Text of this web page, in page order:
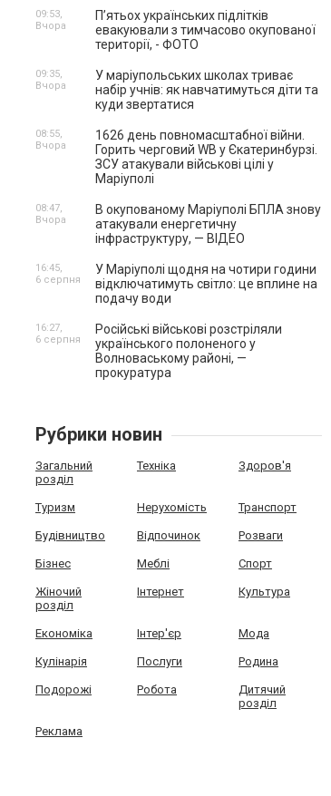
П’ятьох українських підлітків
евакуювали з тимчасово окупованої
території, - ФОТО
09:53,
Вчора
У маріупольських школах триває
набір учнів: як навчатимуться діти та
куди звертатися
09:35,
Вчора
1626 день повномасштабної війни.
Горить черговий WB у Єкатеринбурзі.
ЗСУ атакували військові цілі у
Маріуполі
08:55,
Вчора
В окупованому Маріуполі БПЛА знову
атакували енергетичну
інфраструктуру, — ВІДЕО
08:47,
Вчора
У Маріуполі щодня на чотири години
відключатимуть світло: це вплине на
подачу води
16:45,
6 серпня
Російські військові розстріляли
українського полоненого у
Волноваському районі, —
прокуратура
16:27,
6 серпня
Рубрики новин
Загальний
розділ
Техніка Здоров'я
Туризм Нерухомість Транспорт
Будівництво Відпочинок Розваги
Бізнес Меблі Спорт
Жіночий
розділ
Інтернет Культура
Економіка Інтер'єр Мода
Кулінарія Послуги Родина
Подорожі Робота
Дитячий
розділ
Реклама